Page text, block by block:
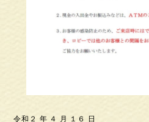
令和２ 年 ４ 月 １６ 日